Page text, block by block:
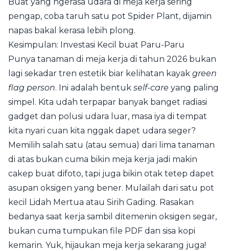
pengap, coba taruh satu pot Spider Plant, dijamin
napas bakal kerasa lebih plong.
Kesimpulan: Investasi Kecil buat Paru-Paru
Punya tanaman di meja kerja di tahun 2026 bukan
lagi sekadar tren estetik biar kelihatan kayak green
flag person. Ini adalah bentuk self-care yang paling
simpel. Kita udah terpapar banyak banget radiasi
gadget dan polusi udara luar, masa iya di tempat
kita nyari cuan kita nggak dapet udara seger?
Memilih salah satu (atau semua) dari lima tanaman
di atas bukan cuma bikin meja kerja jadi makin
cakep buat difoto, tapi juga bikin otak tetep dapet
asupan oksigen yang bener. Mulailah dari satu pot
kecil Lidah Mertua atau Sirih Gading. Rasakan
bedanya saat kerja sambil ditemenin oksigen segar,
bukan cuma tumpukan file PDF dan sisa kopi
kemarin. Yuk, hijaukan meja kerja sekarang juga!